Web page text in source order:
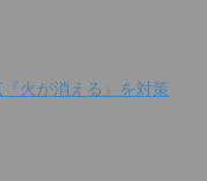
火が消える』を対策